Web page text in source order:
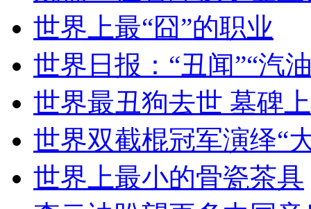
女孩北京地铁殴打老人 痛下狠手拳打脚踢
无痛分娩是否安全 医生回应
外交部：反对强权政治霸凌主义
世界上最“囧”的职业
世界日报：“丑闻”“汽
世界最丑狗去世 墓碑
世界双截棍冠军演绎“
世界上最小的骨瓷茶具